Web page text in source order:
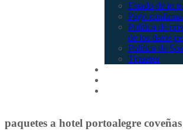
Estado de tu
Pago
Política de
de los datos
Política de
Tiquetes
paquetes a hotel portoalegre coveñas